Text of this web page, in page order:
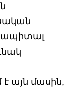
այն մասին,